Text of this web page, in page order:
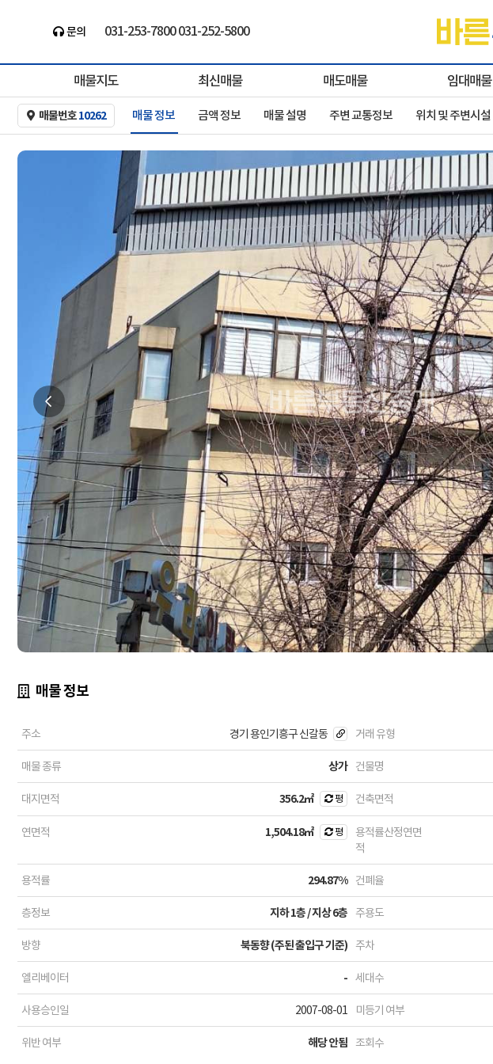
문의
바른부동산중개ㅣ경기도최대 ㅣ건물/빌딩ㅣ대형..
the-baleun.com
매물지도 최신매물 매도매물 임대매물
매물번호10262 매물 정보 금액 정보 매물 설명 주변 교통정보 위치 및 주변시설
매물 정보
주소 경기 용인기흥구 신갈동 거래 유형
매물 종류 상가 건물명
대지면적 356.2㎡ 평 건축면적
연면적 1,504.18㎡ 평
용적률산정연면
적
용적률 294.87% 건폐율
층정보 지하 1층 / 지상 6층 주용도
방향 북동향 (주된 출입구 기준) 주차
엘리베이터 - 세대수
사용승인일 2007-08-01 미등기 여부
위반 여부 해당 안됨 조회수